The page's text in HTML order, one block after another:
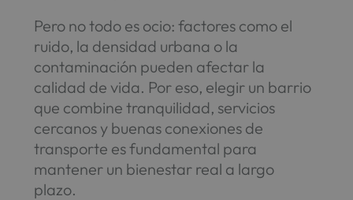
Pero no todo es ocio: factores como el
ruido, la densidad urbana o la
contaminación pueden afectar la
calidad de vida. Por eso, elegir un barrio
que combine tranquilidad, servicios
cercanos y buenas conexiones de
transporte es fundamental para
mantener un bienestar real a largo
plazo.